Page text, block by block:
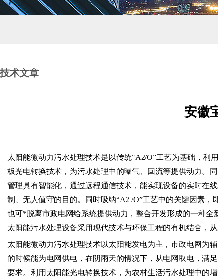
技术文章
安徽
太阳能微动力污水处理技术是以传统“A2/O”工艺为基础，利
板光电转换技术，为污水处理中的曝气、回流等提供动力。
管理具有智能化，通过远程通信技术，能实现设备的实时在
制、无人值守的目的。同时吸纳“A2 /O”工艺中的关键因素，
也可*脱离市政电网给系统提供动力，整合开发形成的一种全
太阳能污水处理设备采用现代技术与环保工程的有机结合，
太阳能微动力污水处理技术以太阳能发电为主，市政电网为
的时候能为电网供电，在阴雨天的情况下，从电网取电，满
要求。利用太阳能光电转换技术，为农村生活污水处理中的